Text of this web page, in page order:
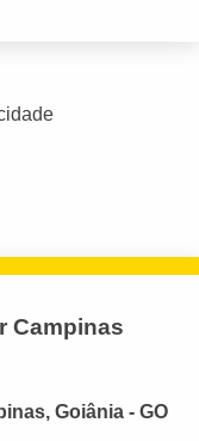
Campinas
Goiânia - GO